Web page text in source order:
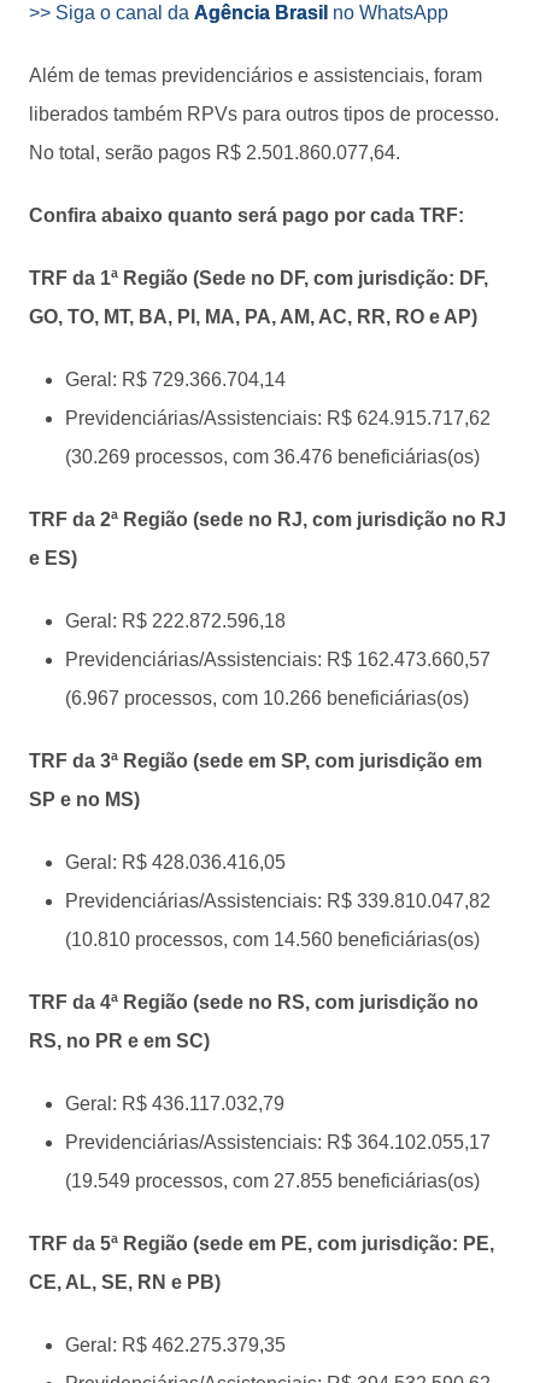
>> Siga o canal da Agência Brasil no WhatsApp
Além de temas previdenciários e assistenciais, foram
liberados também RPVs para outros tipos de processo.
No total, serão pagos R$ 2.501.860.077,64.
Confira abaixo quanto será pago por cada TRF:
TRF da 1ª Região (Sede no DF, com jurisdição: DF,
GO, TO, MT, BA, PI, MA, PA, AM, AC, RR, RO e AP)
Geral: R$ 729.366.704,14
Previdenciárias/Assistenciais: R$ 624.915.717,62
(30.269 processos, com 36.476 beneficiárias(os)
TRF da 2ª Região (sede no RJ, com jurisdição no RJ
e ES)
Geral: R$ 222.872.596,18
Previdenciárias/Assistenciais: R$ 162.473.660,57
(6.967 processos, com 10.266 beneficiárias(os)
TRF da 3ª Região (sede em SP, com jurisdição em
SP e no MS)
Geral: R$ 428.036.416,05
Previdenciárias/Assistenciais: R$ 339.810.047,82
(10.810 processos, com 14.560 beneficiárias(os)
TRF da 4ª Região (sede no RS, com jurisdição no
RS, no PR e em SC)
Geral: R$ 436.117.032,79
Previdenciárias/Assistenciais: R$ 364.102.055,17
(19.549 processos, com 27.855 beneficiárias(os)
TRF da 5ª Região (sede em PE, com jurisdição: PE,
CE, AL, SE, RN e PB)
Geral: R$ 462.275.379,35